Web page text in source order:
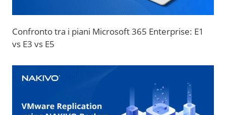
Confronto tra i piani Microsoft 365 Enterprise: E1
vs E3 vs E5